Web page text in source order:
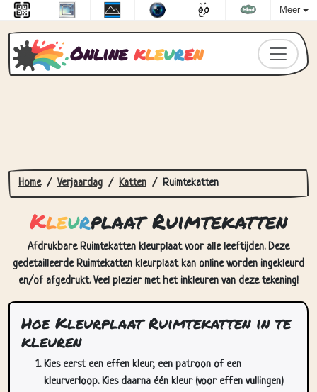
Meer
Online kleuren
Home Verjaardag Katten Ruimtekatten
Kleurplaat Ruimtekatten
Afdrukbare Ruimtekatten kleurplaat voor alle leeftijden. Deze
gedetailleerde Ruimtekatten kleurplaat kan online worden ingekleurd
en/of afgedrukt. Veel plezier met het inkleuren van deze tekening!
Hoe Kleurplaat Ruimtekatten in te
kleuren
Kies eerst een effen kleur, een patroon of een
kleurverloop. Kies daarna één kleur (voor effen vullingen)